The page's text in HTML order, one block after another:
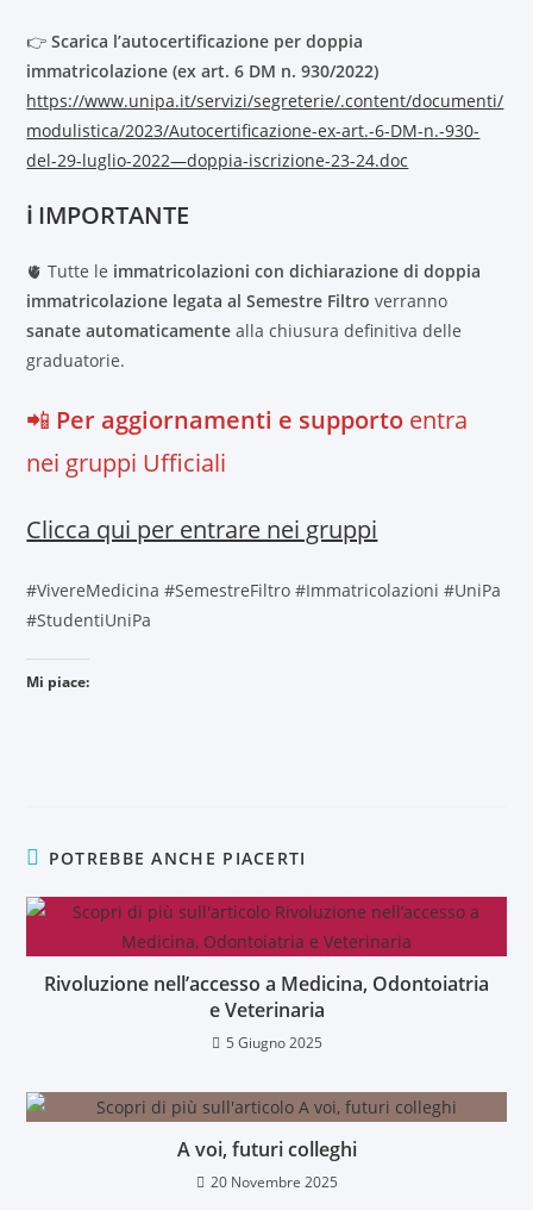
👉Scarica l’autocertificazione per doppia
immatricolazione (ex art. 6 DM n. 930/2022)
https://www.unipa.it/servizi/segreterie/.content/documenti/
modulistica/2023/Autocertificazione-ex-art.-6-DM-n.-930-
del-29-luglio-2022—doppia-iscrizione-23-24.doc
ℹ️ IMPORTANTE
🫀 Tutte le immatricolazioni con dichiarazione di doppia
immatricolazione legata al Semestre Filtro verranno
sanate automaticamente alla chiusura definitiva delle
graduatorie.
📲 Per aggiornamenti e supporto entra
nei gruppi Ufficiali
Clicca qui per entrare nei gruppi
#VivereMedicina #SemestreFiltro #Immatricolazioni #UniPa
#StudentiUniPa
Mi piace:
POTREBBE ANCHE PIACERTI
Rivoluzione nell’accesso a Medicina, Odontoiatria
e Veterinaria
5 Giugno 2025
A voi, futuri colleghi
20 Novembre 2025